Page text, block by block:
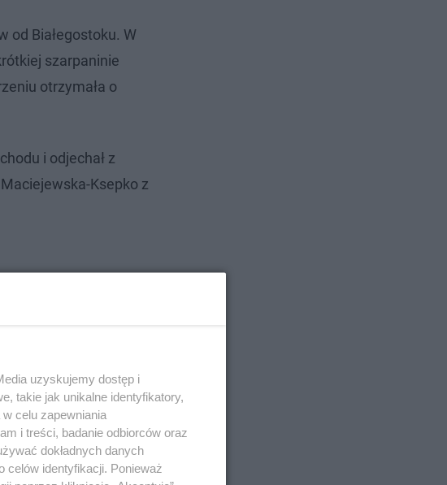
od Białegostoku. W
szarpaninie
otrzymała o
i odjechał z
Ksepko z
uzyskujemy dostęp i
takie jak unikalne identyfikatory,
celu zapewniania
i treści, badanie odbiorców oraz
dokładnych danych
celów identyfikacji. Ponieważ